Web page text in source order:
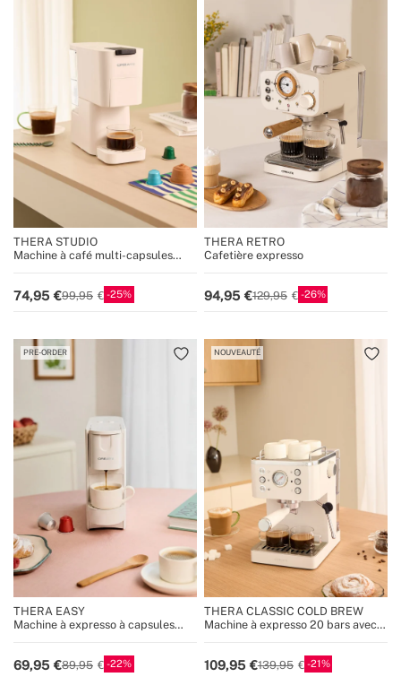
THERA STUDIO
Machine à café multi-capsules
74,95 99,95 25
THERA RETRO
Cafetière expresso
94,95 129,95 26
PRE-ORDER
THERA EASY
Machine à expresso à capsules
69,95 89,95 22
NOUVEAUTÉ
THERA CLASSIC COLD BREW
Machine à expresso 20 bars avec
109,95 139,95 21